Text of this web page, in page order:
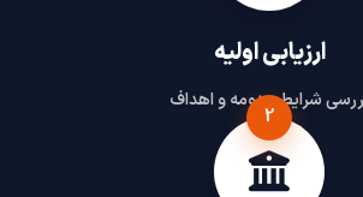
ارزیابی اولیه
شرایط، رزومه و اهداف
2